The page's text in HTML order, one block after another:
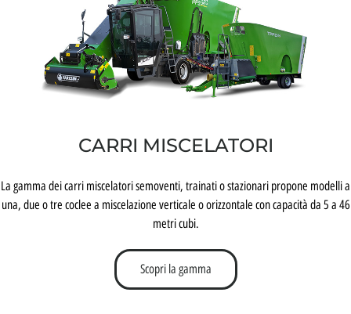
CARRI MISCELATORI
La gamma dei carri miscelatori semoventi, trainati o stazionari propone modelli a
una, due o tre coclee a miscelazione verticale o orizzontale con capacità da 5 a 46
metri cubi.
Scopri la gamma